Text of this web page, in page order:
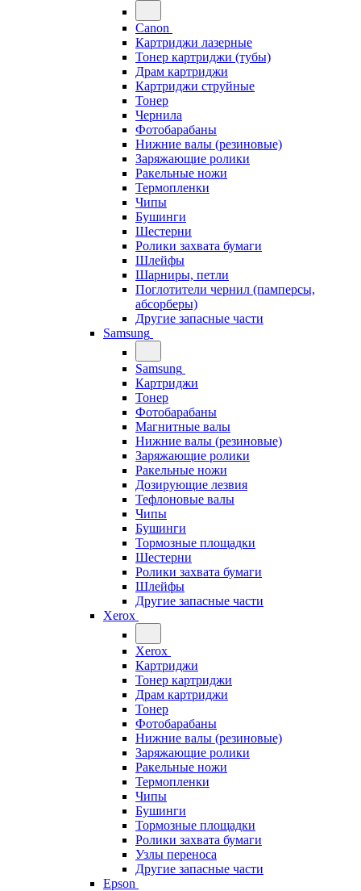
Canon
Картриджи лазерные
Тонер картриджи (тубы)
Драм картриджи
Картриджи струйные
Тонер
Чернила
Фотобарабаны
Нижние валы (резиновые)
Заряжающие ролики
Ракельные ножи
Термопленки
Чипы
Бушинги
Шестерни
Ролики захвата бумаги
Шлейфы
Шарниры, петли
Поглотители чернил (памперсы,
абсорберы)
Другие запасные части
Samsung
Samsung
Картриджи
Тонер
Фотобарабаны
Магнитные валы
Нижние валы (резиновые)
Заряжающие ролики
Ракельные ножи
Дозирующие лезвия
Тефлоновые валы
Чипы
Бушинги
Тормозные площадки
Шестерни
Ролики захвата бумаги
Шлейфы
Другие запасные части
Xerox
Xerox
Картриджи
Тонер картриджи
Драм картриджи
Тонер
Фотобарабаны
Нижние валы (резиновые)
Заряжающие ролики
Ракельные ножи
Термопленки
Чипы
Бушинги
Тормозные площадки
Ролики захвата бумаги
Узлы переноса
Другие запасные части
Epson